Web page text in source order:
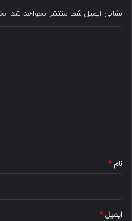
نشانی ایمیل شما منتشر نخواهد شد.
نام*
ایمیل*